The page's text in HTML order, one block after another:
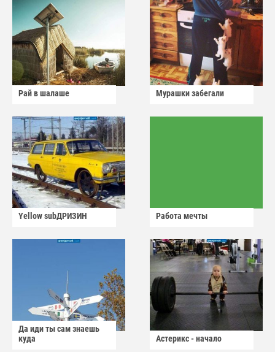
Рай в шалаше Мурашки забегали
Yellow subДРИЗИН Работа мечты
Да иди ты сам знаешь
куда
Астерикс - начало